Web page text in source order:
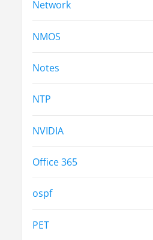
Network
NMOS
Notes
NTP
NVIDIA
Office 365
ospf
PET